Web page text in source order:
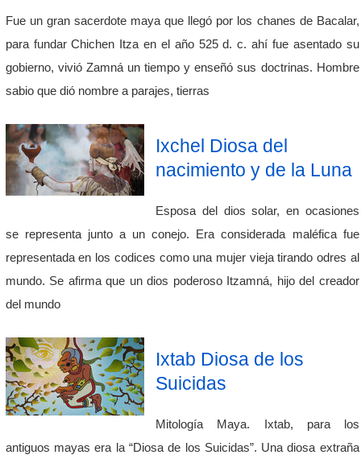
Fue un gran sacerdote maya que llegó por los chanes de Bacalar,
para fundar Chichen Itza en el año 525 d. c. ahí fue asentado su
gobierno, vivió Zamná un tiempo y enseñó sus doctrinas. Hombre
sabio que dió nombre a parajes, tierras
Ixchel Diosa del
nacimiento y de la Luna
Esposa del dios solar, en ocasiones
se representa junto a un conejo. Era considerada maléfica fue
representada en los codices como una mujer vieja tirando odres al
mundo. Se afirma que un dios poderoso Itzamná, hijo del creador
del mundo
Ixtab Diosa de los
Suicidas
Mitología Maya. Ixtab, para los
antiguos mayas era la “Diosa de los Suicidas”. Una diosa extraña